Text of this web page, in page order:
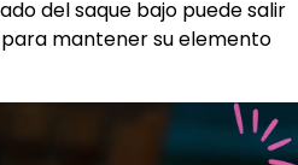
del saque bajo puede salir
mantener su elemento